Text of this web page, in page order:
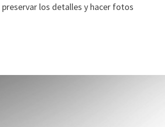
los detalles y hacer fotos